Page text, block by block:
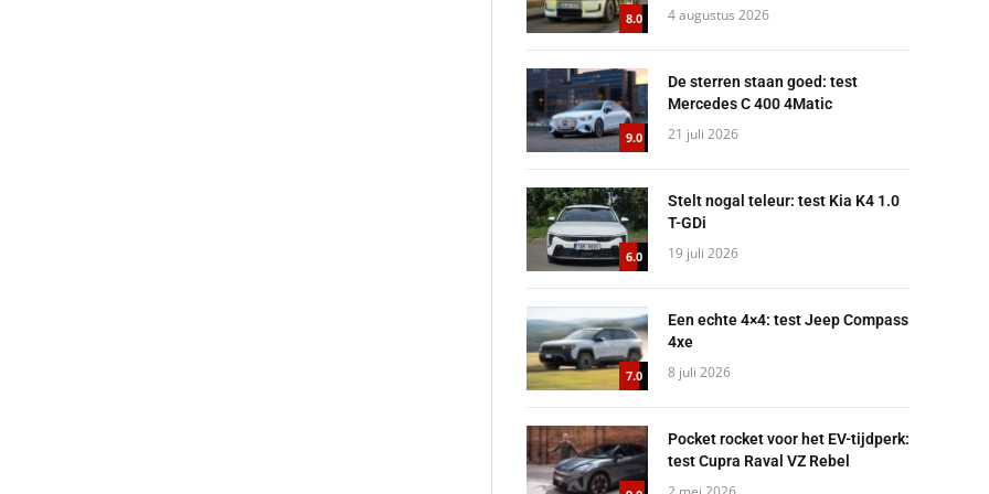
8.0 4 augustus 2026
9.0
De sterren staan goed: test
Mercedes C 400 4Matic
21 juli 2026
6.0
Stelt nogal teleur: test Kia K4 1.0
T-GDi
19 juli 2026
7.0
Een echte 4×4: test Jeep Compass
4xe
8 juli 2026
Pocket rocket voor het EV-tijdperk:
test Cupra Raval VZ Rebel